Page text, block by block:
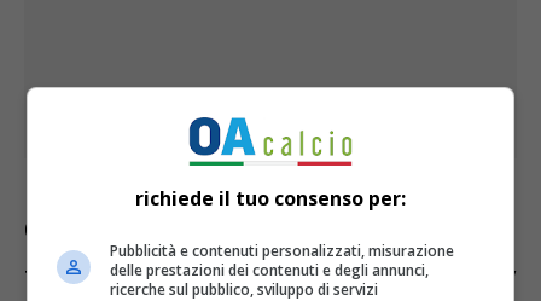
Come seguire il match in tv?
tra SPAL e Pineto sarà trasmessa su Sky
richiede il tuo consenso per:
Pubblicità e contenuti personalizzati, misurazione
delle prestazioni dei contenuti e degli annunci,
ricerche sul pubblico, sviluppo di servizi